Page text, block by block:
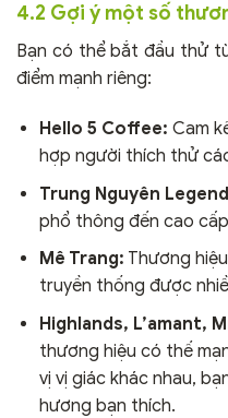
4.2 Gợi ý một số
Bạn có thể bắt đầu thử
điểm mạnh riêng:
Hello 5 Coffee: Cam
hợp người thích thử
Trung Nguyên
phổ thông đến cao
Mê Trang: Thương
truyền thống được
Highlands, L’amant,
thương hiệu có thế
vị vị giác khác nhau,
hương bạn thích.